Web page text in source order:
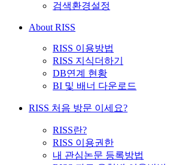
검색환경설정
About RISS
RISS 이용방법
RISS 지식더하기
DB연계 현황
BI 및 배너 다운로드
RISS 처음 방문 이세요?
RISS란?
RISS 이용권한
내 관심논문 등록방법